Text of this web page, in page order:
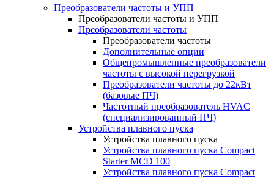
Преобразователи частоты и УПП
Преобразователи частоты и УПП
Преобразователи частоты
Преобразователи частоты
Дополнительные опции
Общепромышленные преобразователи
частоты с высокой перегрузкой
Преобразователи частоты до 22кВт
(базовые ПЧ)
Частотный преобразователь HVAC
(специализированный ПЧ)
Устройства плавного пуска
Устройства плавного пуска
Устройства плавного пуска Compact
Starter MCD 100
Устройства плавного пуска Compact